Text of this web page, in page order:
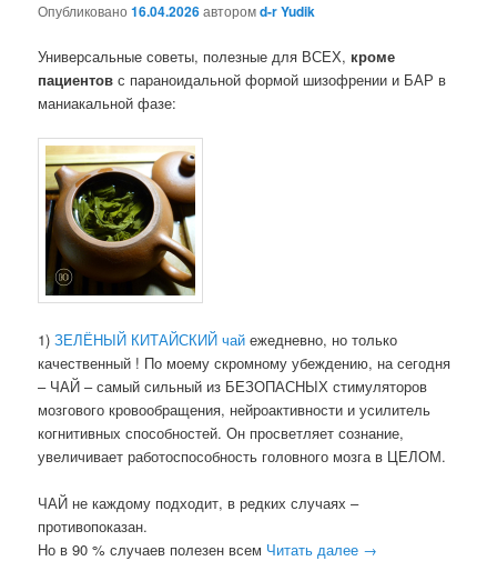
Опубликовано16.04.2026авторомd-r Yudik
Универсальные советы, полезные для ВСЕХ, кроме
пациентов с параноидальной формой шизофрении и БАР в
маниакальной фазе:
1)ЗЕЛЁНЫЙ КИТАЙСКИЙ чай ежедневно, но только
качественный ! По моему скромному убеждению, на сегодня
– ЧАЙ – самый сильный из БЕЗОПАСНЫХ стимуляторов
мозгового кровообращения, нейроактивности и усилитель
когнитивных способностей. Он просветляет сознание,
увеличивает работоспособность головного мозга в ЦЕЛОМ.
ЧАЙ не каждому подходит, в редких случаях –
противопоказан.
Но в 90 % случаев полезен всем Читать далее →